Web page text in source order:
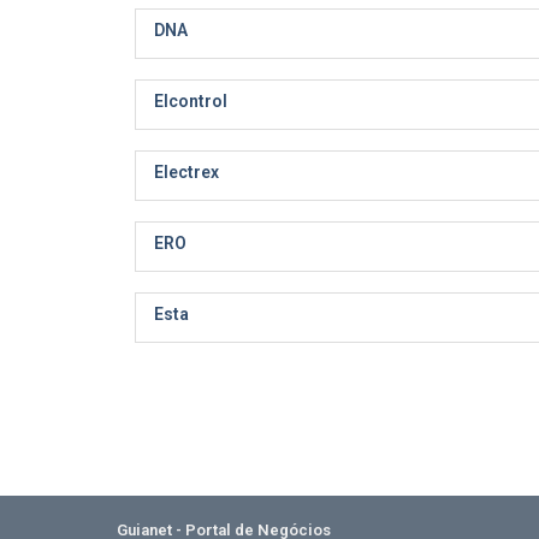
DNA
Elcontrol
Electrex
ERO
Esta
Guianet - Portal de Negócios